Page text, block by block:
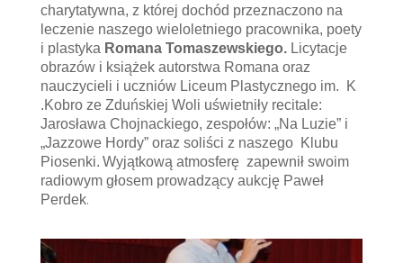
charytatywna, z której dochód przeznaczono na
leczenie naszego wieloletniego pracownika, poety
i plastyka Romana Tomaszewskiego. Licytacje
obrazów i książek autorstwa Romana oraz
nauczycieli i uczniów Liceum Plastycznego im. K
.Kobro ze Zduńskiej Woli uświetniły recitale:
Jarosława Chojnackiego, zespołów: „Na Luzie” i
„Jazzowe Hordy” oraz soliści z naszego Klubu
Piosenki. Wyjątkową atmosferę zapewnił swoim
radiowym głosem prowadzący aukcję Paweł
Perdek.